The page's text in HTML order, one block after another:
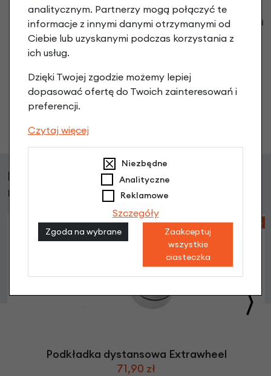
Klienci zadali następujące pytania o ten
produkt
co chcesz zapytać?
Klienci, którzy kupili ten produkt wybrali
również
-5%
Podkładka dystansowa Extrawheel
71,90 zł
analitycznym. Partnerzy mogą połączyć te
informacje z innymi danymi otrzymanymi od
Ciebie lub uzyskanymi podczas korzystania z
ich usług.
Dzięki Twojej zgodzie możemy lepiej
dopasować ofertę do Twoich zainteresowań i
preferencji.
Czytaj więcej
Niezbędne
Analityczne
Reklamowe
Szczegóły
Zgoda na wybrane
Zaakceptuj
wszystkie
ciasteczka